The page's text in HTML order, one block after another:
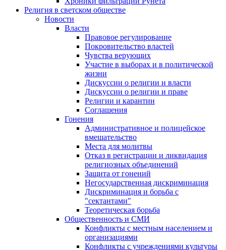
Религия в светском обществе
Новости
Власти
Правовое регулирование
Покровительство властей
Чувства верующих
Участие в выборах и в политической
жизни
Дискуссии о религии и власти
Дискуссии о религии и праве
Религии и карантин
Соглашения
Гонения
Административное и полицейское
вмешательство
Места для молитвы
Отказ в регистрации и ликвидация
религиозных объединений
Защита от гонений
Негосударственная дискриминация
Дискриминация и борьба с
"сектантами"
Теоретическая борьба
Общественность и СМИ
Конфликты с местным населением и
организациями
Конфликты с учреждениями культуры